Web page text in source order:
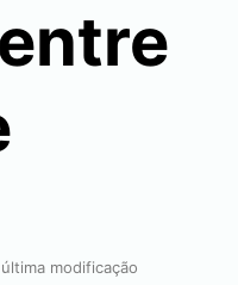
modificação